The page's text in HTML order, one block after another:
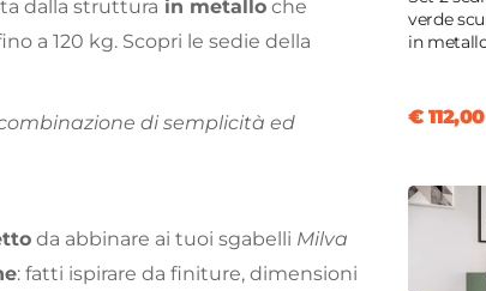
dalla struttura in metallo che
a 120 kg. Scopri le sedie della
di semplicità ed
da abbinare ai tuoi sgabelli Milva
: fatti ispirare da finiture, dimensioni
verde
in
€ 112,00